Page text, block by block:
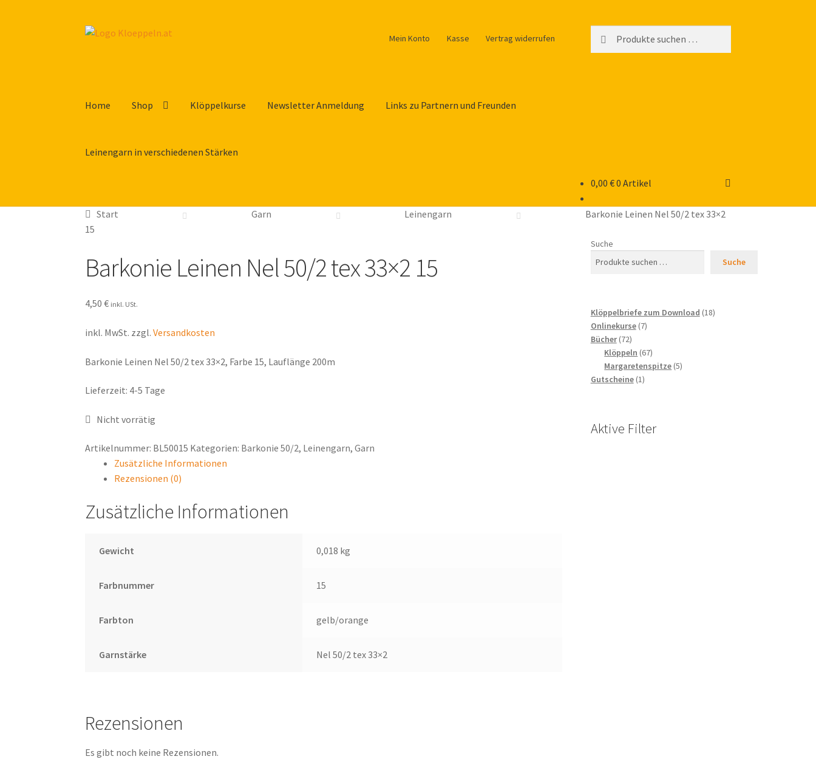
Zur
Zum
Mein Konto Kasse Vertrag widerrufen
nach:
Home Shop Klöppelkurse Newsletter Anmeldung Links zu Partnern und Freunden
Leinengarn in verschiedenen Stärken
0,00 €0 Artikel
Start Garn Leinengarn
Barkonie Leinen Nel 50/2 tex 33×2
15
Barkonie Leinen Nel 50/2 tex 33×2 15
4,50€ inkl. USt.
inkl. MwSt. zzgl.Versandkosten
Barkonie Leinen Nel 50/2 tex 33×2, Farbe 15, Lauflänge 200m
Lieferzeit: 4-5 Tage
Nicht vorrätig
Artikelnummer: BL50015 Kategorien: Barkonie 50/2, Leinengarn,Garn
Zusätzliche Informationen
Rezensionen (0)
Zusätzliche Informationen
Gewicht 0,018 kg
Farbnummer 15
Farbton gelb/orange
Garnstärke Nel 50/2 tex 33×2
Rezensionen
Es gibt noch keine Rezensionen.
Suche
Suche
Klöppelbriefe zum Download 1818
Onlinekurse 77
Bücher 7272
Produkte
Klöppeln 6767
Produkte
Margaretenspitze 55
Gutscheine 11
Aktive Filter